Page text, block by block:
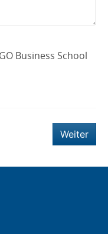
Business School
Weiter